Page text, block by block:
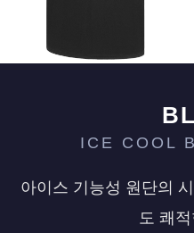
ICE COOL
아이스 기능성 원단의
도 쾌